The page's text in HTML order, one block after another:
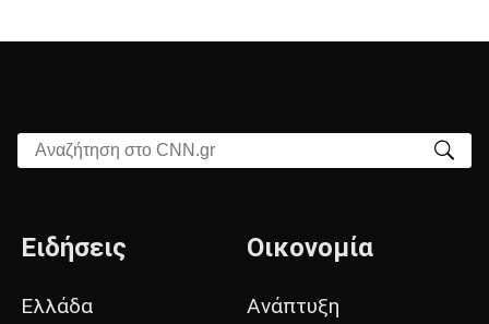
Αναζήτηση στο CNN.gr
Ειδήσεις
Ελλάδα
Οικονομία
Ανάπτυξη